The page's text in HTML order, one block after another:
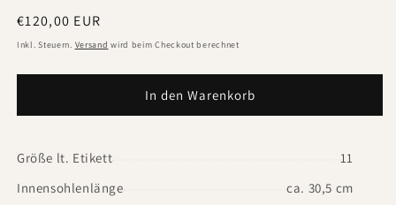
Normaler
Preis
€120,00 EUR
Inkl. Steuern. Versand wird beim Checkout berechnet
In den Warenkorb
Größe lt. Etikett
11
Innensohlenlänge
ca. 30,5 cm